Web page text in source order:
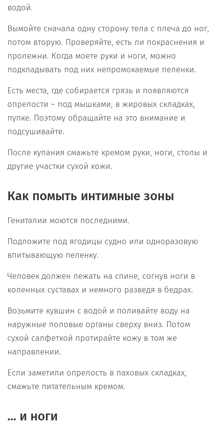
водой.
Вымойте сначала одну сторону тела с плеча до ног,
потом вторую. Проверяйте, есть ли покраснения и
пролежни. Когда моете руки и ноги, можно
подкладывать под них непромокаемые пеленки.
Есть места, где собирается грязь и появляются
опрелости – под мышками, в жировых складках,
пупке. Поэтому обращайте на это внимание и
подсушивайте.
После купания смажьте кремом руки, ноги, стопы и
другие участки сухой кожи.
Как помыть интимные зоны
Гениталии моются последними.
Подложите под ягодицы судно или одноразовую
впитывающую пеленку.
Человек должен лежать на спине, согнув ноги в
коленных суставах и немного разведя в бедрах.
Возьмите кувшин с водой и поливайте воду на
наружные половые органы сверху вниз. Потом
сухой салфеткой протирайте кожу в том же
направлении.
Если заметили опрелость в паховых складках,
смажьте питательным кремом.
... и ноги